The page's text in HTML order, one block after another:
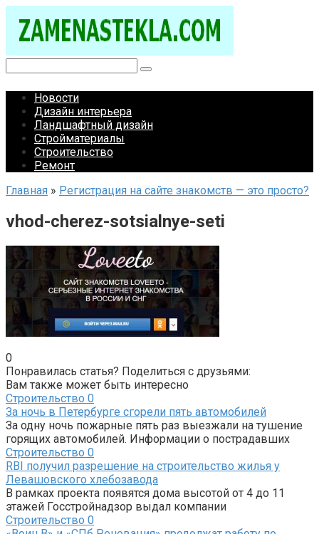
контенту
Новости
Дизайн интерьера
Ландшафтный дизайн
Стройматериалы
Строительство
Ремонт
Главная » Регистрация на сайте знакомств — это просто?
vhod-cherez-sotsialnye-seti
0
Понравилась статья? Поделиться с друзьями:
Вам также может быть интересно
Строительство 0
За ночь в Петербурге сгорели пять автомобилей
За одну ночь пожарные пять раз выезжали на тушение
горящих автомобилей. Информации о пострадавших
Строительство 0
RBI получил разрешение на строительство жилья у
Левашовского хлебозавода
В рамках проекта появятся дома высотой от 4 до 11
этажей Госстройнадзор выдал компании
Строительство 0